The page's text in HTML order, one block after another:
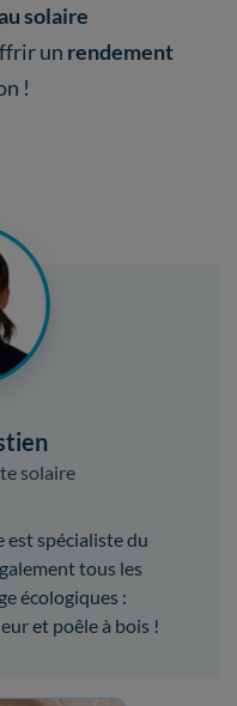
solaire
un rendement
!
solaire
est spécialiste du
tous les
écologiques :
et poêle à bois !